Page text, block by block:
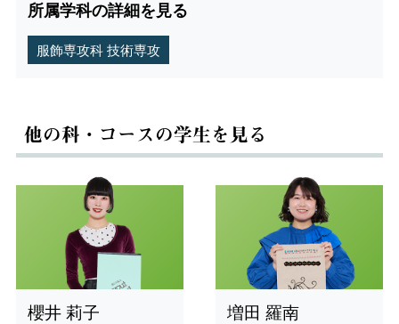
所属学科の詳細を見る
服飾専攻科 技術専攻
他の科・コースの学生を見る
櫻井 莉子 増田 羅南